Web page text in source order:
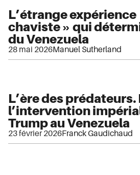
L’étrange expérience
chaviste » qui
du Venezuela
28 mai 2026Manuel Sutherland
L’ère des prédateurs.
l’intervention
Trump au Venezuela
23 février 2026Franck Gaudichaud